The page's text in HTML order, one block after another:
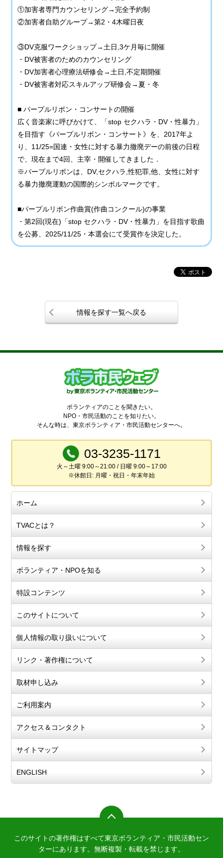
①加害者専門カウンセリング→完全予約制
②加害者自助グループ→第2・4木曜日夜
③DV克服ワークショップ→土日,3ケ月毎に開催
・DV被害者のためのカウンセリング
・DV加害者心理療法研修会→土日,不定期開催
・DV被害者対応スキルアップ研修会→夏・冬
■ パープルリボン・コンサートの開催
広く音楽家に呼びかけて、「stop セクハラ・DV・性暴力」
を目指す《パープルリボン・コンサート》を、2017年よ
り、11/25=国連・女性に対する暴力撤廃デーの前後の日程
で、現在まで4回、主宰・開催してきました．
※パープルリボンは、DV,セクハラ,性犯罪,他、女性に対す
る暴力撤廃運動の国際的シンボルマークです。
■パープルリボン作曲賞(作曲コンクール)の事業
・第2回(現在)「stop セクハラ・DV・性暴力」を目指す歌曲
を公募、2025/11/25・本選会にて受賞作を決定した。
情報を探す一覧へ戻る
ボランティアのことを聞きたい。
NPO・市民活動のことを知りたい。
そんな時は、東京ボランティア・市民活動センターへ。
03-3235-1171
火～土曜 9:00～21:00 / 日曜 9:00～17:00
※休館日: 月曜・祝日・年末年始
ホーム
TVACとは？
情報を探す
ボランティア・NPOを知る
特設コンテンツ
このサイトについて
個人情報の取り扱いについて
リンク・著作権について
取材申し込み
ご利用案内
アクセス＆コンタクト
サイトマップ
ENGLISH
このサイトの著作権はすべて東京ボランティア・市民活動セン
ターにあります。 無断複製・転載を禁じます。